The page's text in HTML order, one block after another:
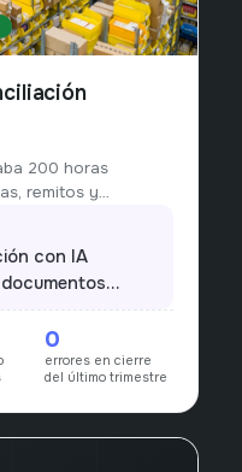
200 horas
remitos y
con IA
revisión solo
0
errores en cierre
del último trimestre